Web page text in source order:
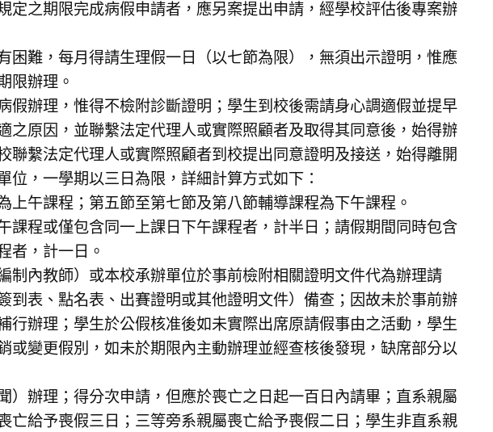
定之期限完成病假申請者，應另案提出申請，經學校評估後專案辦
困難，每月得請生理假一日（以七節為限），無須出示證明，惟應
限辦理。
假辦理，惟得不檢附診斷證明；學生到校後需請身心調適假並提早
之原因，並聯繫法定代理人或實際照顧者及取得其同意後，始得辦
聯繫法定代理人或實際照顧者到校提出同意證明及接送，始得離開
位，一學期以三日為限，詳細計算方式如下：
上午課程；第五節至第七節及第八節輔導課程為下午課程。
課程或僅包含同一上課日下午課程者，計半日；請假期間同時包含
者，計一日。
制內教師）或本校承辦單位於事前檢附相關證明文件代為辦理請
到表、點名表、出賽證明或其他證明文件）備查；因故未於事前辦
行辦理；學生於公假核准後如未實際出席原請假事由之活動，學生
或變更假別，如未於期限內主動辦理並經查核後發現，缺席部分以
）辦理；得分次申請，但應於喪亡之日起一百日內請畢；直系親屬
亡給予喪假三日；三等旁系親屬喪亡給予喪假二日；學生非直系親